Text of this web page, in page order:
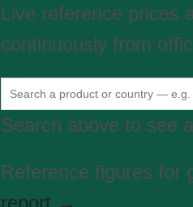
Live reference prices
continuously from
Search above to see
Reference figures for
report →